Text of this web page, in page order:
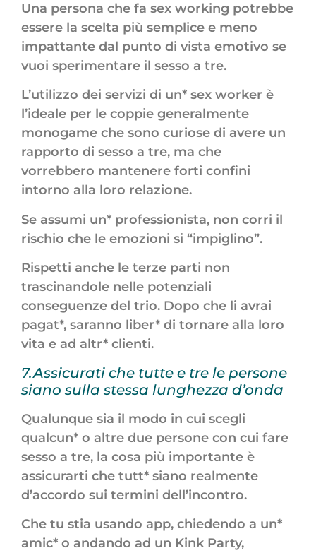
Una persona che fa sex working potrebbe
essere la scelta più semplice e meno
impattante dal punto di vista emotivo se
vuoi sperimentare il sesso a tre.
L’utilizzo dei servizi di un* sex worker è
l’ideale per le coppie generalmente
monogame che sono curiose di avere un
rapporto di sesso a tre, ma che
vorrebbero mantenere forti confini
intorno alla loro relazione.
Se assumi un* professionista, non corri il
rischio che le emozioni si “impiglino”.
Rispetti anche le terze parti non
trascinandole nelle potenziali
conseguenze del trio. Dopo che li avrai
pagat*, saranno liber* di tornare alla loro
vita e ad altr* clienti.
7.Assicurati che tutte e tre le persone
siano sulla stessa lunghezza d’onda
Qualunque sia il modo in cui scegli
qualcun* o altre due persone con cui fare
sesso a tre, la cosa più importante è
assicurarti che tutt* siano realmente
d’accordo sui termini dell’incontro.
Che tu stia usando app, chiedendo a un*
amic* o andando ad un Kink Party,